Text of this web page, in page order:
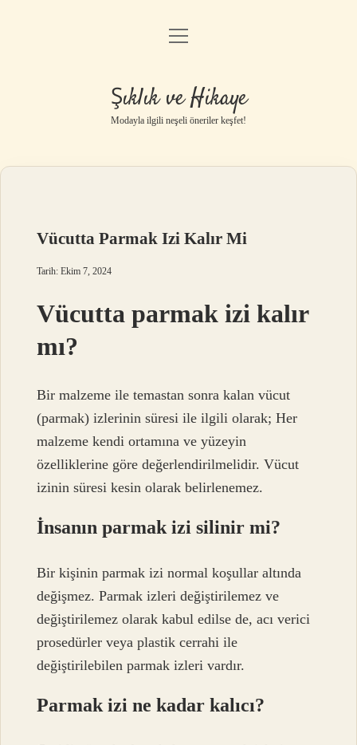
Gizlilik Politikası
Yasal Uyarı
menüyü
Şıklık ve Hikaye
Modayla ilgili neşeli öneriler keşfet!
Vücutta Parmak Izi Kalır Mi
Tarih: Ekim 7, 2024
Vücutta parmak izi kalır
mı?
Bir malzeme ile temastan sonra kalan vücut
(parmak) izlerinin süresi ile ilgili olarak; Her
malzeme kendi ortamına ve yüzeyin
özelliklerine göre değerlendirilmelidir. Vücut
izinin süresi kesin olarak belirlenemez.
İnsanın parmak izi silinir mi?
Bir kişinin parmak izi normal koşullar altında
değişmez. Parmak izleri değiştirilemez ve
değiştirilemez olarak kabul edilse de, acı verici
prosedürler veya plastik cerrahi ile
değiştirilebilen parmak izleri vardır.
Parmak izi ne kadar kalıcı?